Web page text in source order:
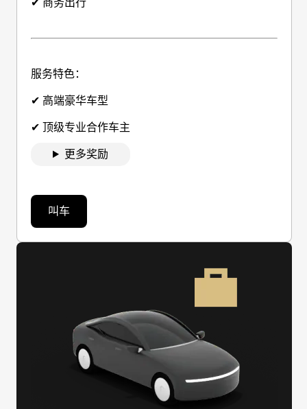
服务特色：
✔ 高端豪华车型
✔ 顶级专业合作车主
更多奖励
叫车